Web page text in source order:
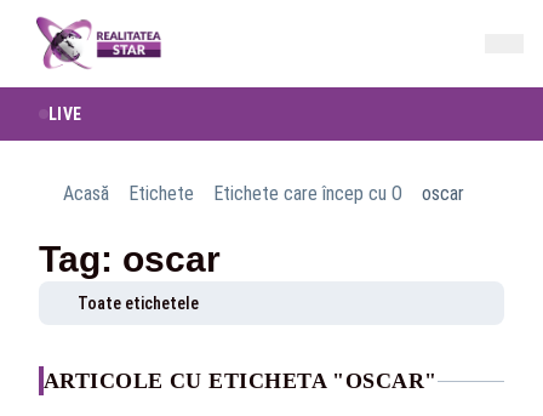
LIVE
Acasă Etichete Etichete care încep cu O oscar
Tag: oscar
Toate etichetele
ARTICOLE CU ETICHETA "OSCAR"